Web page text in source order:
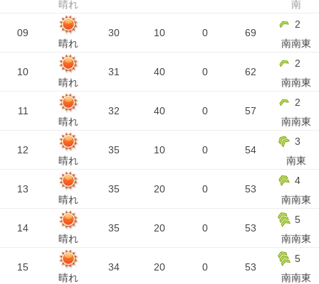
晴れ
南
09
晴れ
30 10 0 69
2
南南東
10
晴れ
31 40 0 62
2
南南東
11
晴れ
32 40 0 57
2
南南東
12
晴れ
35 10 0 54
3
南東
13
晴れ
35 20 0 53
4
南南東
14
晴れ
35 20 0 53
5
南南東
15
晴れ
34 20 0 53
5
南南東